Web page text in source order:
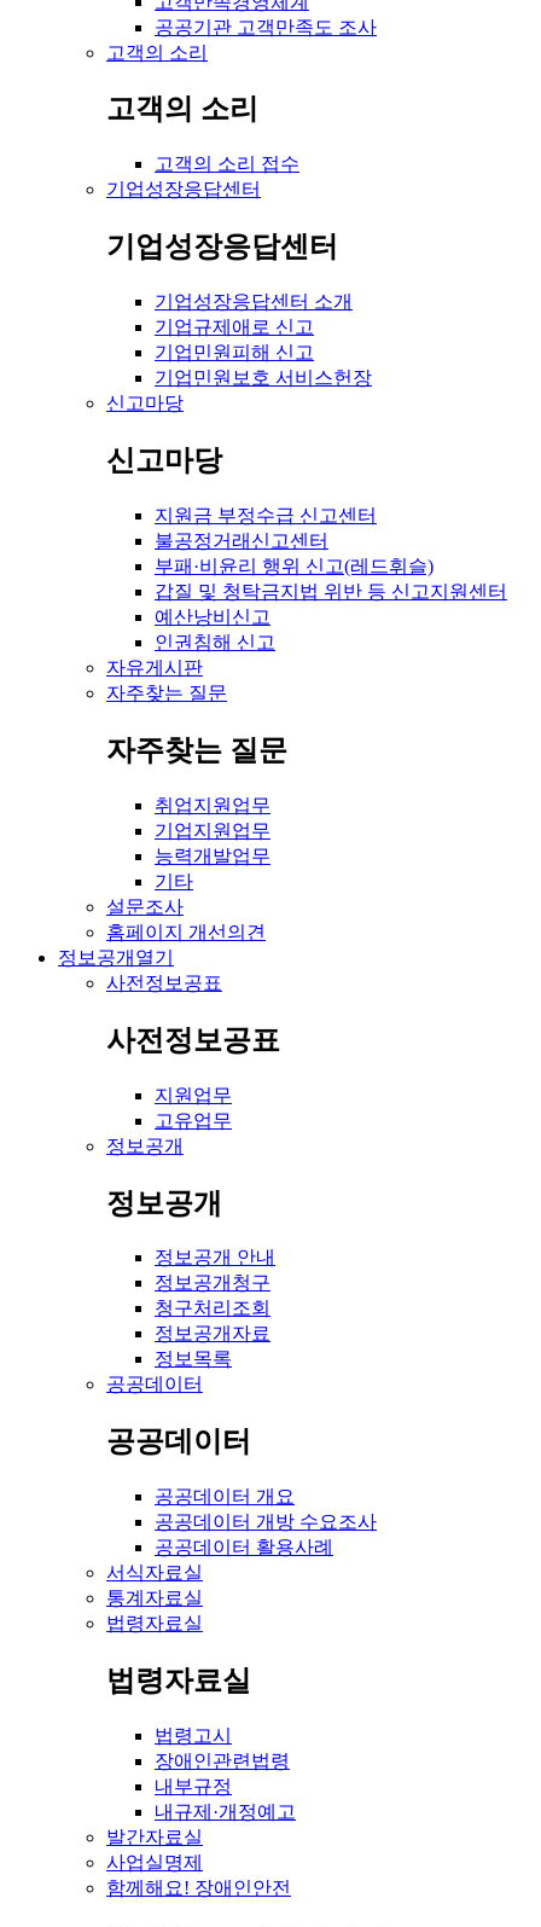
공공기관 고객만족도 조사
고객의 소리
고객의 소리
고객의 소리 접수
기업성장응답센터
기업성장응답센터
기업성장응답센터 소개
기업규제애로 신고
기업민원피해 신고
기업민원보호 서비스헌장
신고마당
신고마당
지원금 부정수급 신고센터
불공정거래신고센터
부패·비윤리 행위 신고(레드휘슬)
갑질 및 청탁금지법 위반 등 신고지원센터
예산낭비신고
인권침해 신고
자유게시판
자주찾는 질문
자주찾는 질문
취업지원업무
기업지원업무
능력개발업무
기타
설문조사
홈페이지 개선의견
정보공개 열기
사전정보공표
사전정보공표
지원업무
고유업무
정보공개
정보공개
정보공개 안내
정보공개청구
청구처리조회
정보공개자료
정보목록
공공데이터
공공데이터
공공데이터 개요
공공데이터 개방 수요조사
공공데이터 활용사례
서식자료실
통계자료실
법령자료실
법령자료실
법령고시
장애인관련법령
내부규정
내규제·개정예고
발간자료실
사업실명제
함께해요! 장애인안전